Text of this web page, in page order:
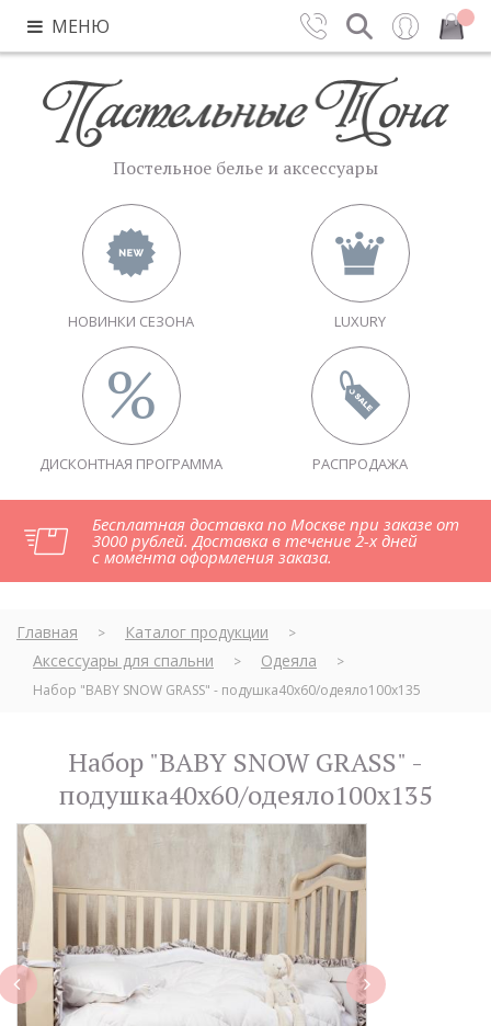
МЕНЮ Вход Закрыть
Постельное белье и аксессуары
НОВИНКИ СЕЗОНА LUXURY
ДИСКОНТНАЯ ПРОГРАММА РАСПРОДАЖА
Бесплатная доставка по Москве при заказе от
3000 рублей. Доставка в течение 2-х дней
с момента оформления заказа.
Главная > Каталог продукции >
Аксессуары для спальни > Одеяла
>
Набор "BABY SNOW GRASS" - подушка40х60/одеяло100х135
Набор "BABY SNOW GRASS" -
подушка40х60/одеяло100х135
next